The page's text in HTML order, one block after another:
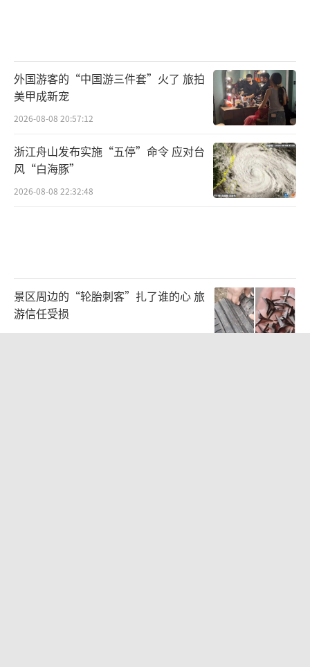
外国游客的“中国游三件套”火了 旅拍
美甲成新宠
2026-08-08 20:57:12
浙江舟山发布实施“五停”命令 应对台
风“白海豚”
2026-08-08 22:32:48
景区周边的“轮胎刺客”扎了谁的心 旅
游信任受损
2026-08-08 21:47:22